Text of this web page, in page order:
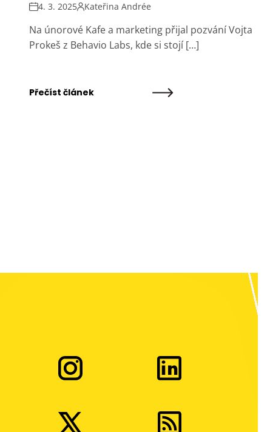
4. 3. 2025 Kateřina Andrée
Na únorové Kafe a marketing přijal pozvání Vojta
Prokeš z Behavio Labs, kde si stojí […]
Přečíst článek